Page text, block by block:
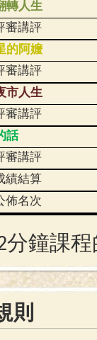
轉人生
審講評
的阿嬤
審講評
市人生
審講評
話
審講評
績結算
佈名次
分鐘課
則